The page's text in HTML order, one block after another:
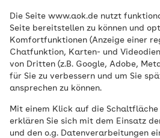
Die Seite www.aok.de nutzt
Seite bereitstellen zu können und
Komfortfunktionen (Anzeige einer
Chatfunktion, Karten- und
von Dritten (z.B. Google, Adobe,
für Sie zu verbessern und um Sie
ansprechen zu können.
Mit einem Klick auf die Schaltfläche
erklären Sie sich mit dem Einsatz
und den o.g. Datenverarbeitungen
Fieber
Kindern und
Erwachsenen
geht's